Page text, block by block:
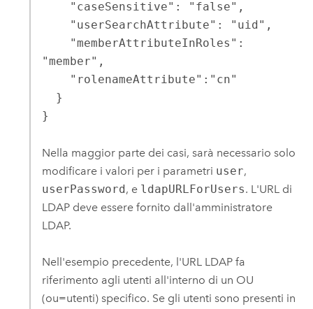
"member",
}
Nella maggior parte dei casi, sarà necessario solo
modificare i valori per i parametri user,
userPassword, e ldapURLForUsers. L'URL di
LDAP deve essere fornito dall'amministratore
LDAP.
Nell'esempio precedente, l'URL LDAP fa
riferimento agli utenti all'interno di un OU
(ou=utenti) specifico. Se gli utenti sono presenti in